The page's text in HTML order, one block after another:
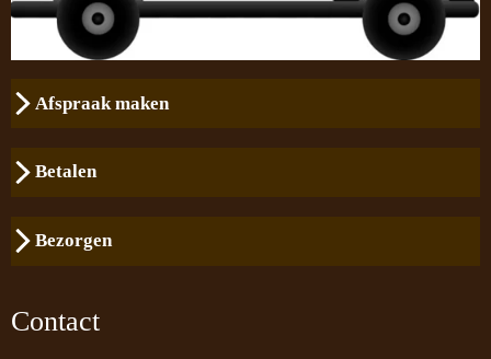
Afspraak maken
Betalen
Bezorgen
Contact